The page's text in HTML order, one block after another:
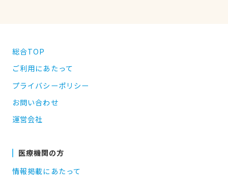
総合TOP
ご利用にあたって
プライバシーポリシー
お問い合わせ
運営会社
医療機関の方
情報掲載にあたって